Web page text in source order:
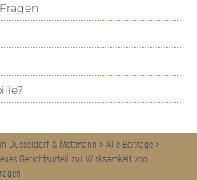
Düsseldorf & Mettmann > Alle Beiträge >
Gerichtsurteil zur Wirksamkeit von